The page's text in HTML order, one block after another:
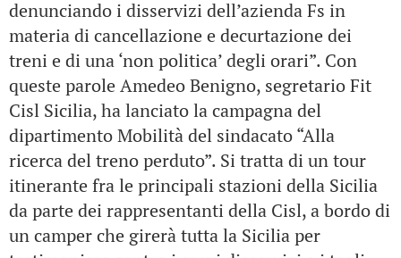
denunciando i disservizi dell’azienda Fs in
materia di cancellazione e decurtazione dei
treni e di una ‘non politica’ degli orari”. Con
queste parole Amedeo Benigno, segretario Fit
Cisl Sicilia, ha lanciato la campagna del
dipartimento Mobilità del sindacato “Alla
ricerca del treno perduto”. Si tratta di un tour
itinerante fra le principali stazioni della Sicilia
da parte dei rappresentanti della Cisl, a bordo di
un camper che girerà tutta la Sicilia per